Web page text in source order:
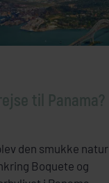
til Panama?
den smukke natur
Boquete og